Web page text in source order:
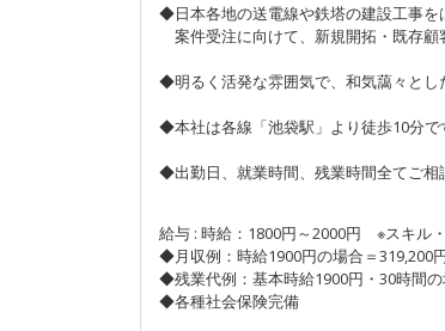
◆日本各地の送電線や鉄塔の建設工事を
案件受注に向けて、新規開拓・既存
◆明るく活発な雰囲気で、和気藹々とし
◆本社は各線「池袋駅」より徒歩10分で
◆出勤日、就業時間、残業時間全てご相
給与 : 時給：1800円～2000円 ※スキル
◆月収例：時給1900円の場合＝319,200
◆残業代例：基本時給1900円・30時間の
◆各種社会保険完備